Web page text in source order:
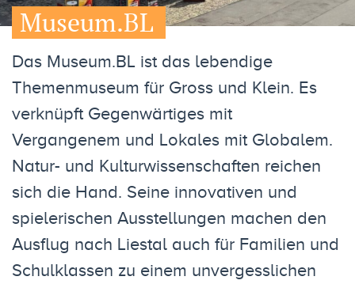
Museum.BL
Das Museum.BL ist das lebendige
Themenmuseum für Gross und Klein. Es
verknüpft Gegenwärtiges mit
Vergangenem und Lokales mit Globalem.
Natur- und Kulturwissenschaften reichen
sich die Hand. Seine innovativen und
spielerischen Ausstellungen machen den
Ausflug nach Liestal auch für Familien und
Schulklassen zu einem unvergesslichen